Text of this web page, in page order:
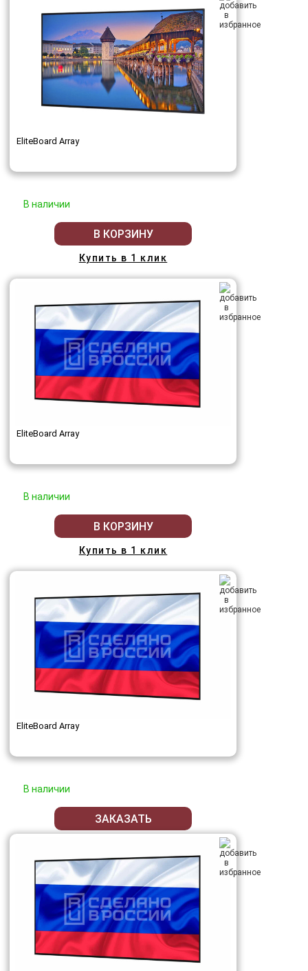
EliteBoard Array
В наличии
В КОРЗИНУ
Купить в 1 клик
EliteBoard Array
В наличии
В КОРЗИНУ
Купить в 1 клик
EliteBoard Array
В наличии
ЗАКАЗАТЬ